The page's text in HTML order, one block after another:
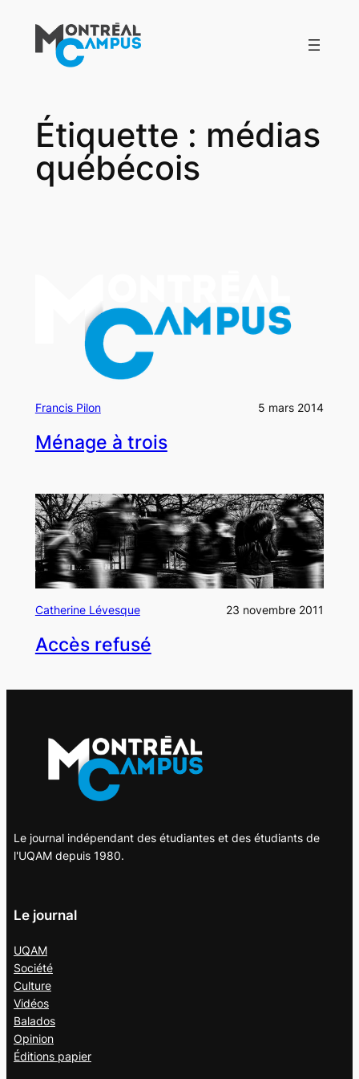
contenu
Étiquette : médias
québécois
Francis Pilon 5 mars 2014
Ménage à trois
Catherine Lévesque 23 novembre 2011
Accès refusé
Le journal indépendant des étudiantes et des étudiants de
l'UQAM depuis 1980.
Le journal
UQAM
Société
Culture
Vidéos
Balados
Opinion
Éditions papier